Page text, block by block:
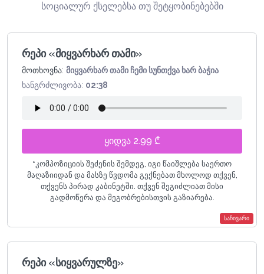
სოციალურ ქსელებსა თუ შეტყობინებებში
საჩივარი
რეპი «მიყვარხარ თამი»
მოთხოვნა: მიყვარხარ თამი ჩემი სუნთქვა ხარ ბაჭია
ხანგრძლივობა: 02:38
ყიდვა 2.99 ₾
*კომპოზიციის შეძენის შემდეგ, იგი წაიშლება საერთო
მაღაზიიდან და მასზე წვდომა გექნებათ მხოლოდ თქვენ,
თქვენს პირად კაბინეტში. თქვენ შეგიძლიათ მისი
გადმოწერა და მეგობრებისთვის გაზიარება.
რეპი «სიყვარულზე»